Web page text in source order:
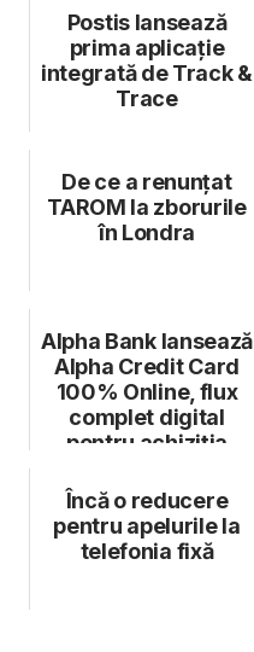
Postis lansează
prima aplicație
integrată de Track &
Trace
De ce a renunțat
TAROM la zborurile
în Londra
Alpha Bank lansează
Alpha Credit Card
100% Online, flux
complet digital
pentru achiziția
Încă o reducere
pentru apelurile la
telefonia fixă